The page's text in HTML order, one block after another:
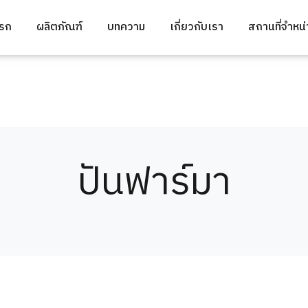
ก ผลิตภัณฑ์ บทความ เกี่ยวกับเรา สถานที่จำห
ปันฟาร์มา